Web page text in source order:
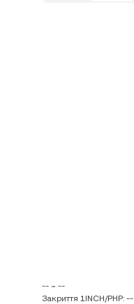
-- ~ --
Закриття 1INCH/PHP: --